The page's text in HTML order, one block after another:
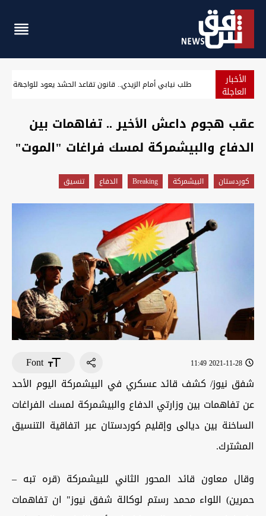
الأخبار
العاجلة العراق الـ12 عربياً والـ94 عالمياً في مؤشر الدبلوماسية والشراكة الدولية
عقب هجوم داعش الأخير .. تفاهمات بين
الدفاع والبيشمركة لمسك فراغات "الموت"
كوردستان البيشمركة Breaking الدفاع تنسيق
2021-11-28 11:49
Font
شفق نيوز/ كشف قائد عسكري في البيشمركة اليوم الأحد
عن تفاهمات بين وزارتي الدفاع والبيشمركة لمسك الفراغات
الساخنة بين ديالى وإقليم كوردستان عبر اتفاقية التنسيق
المشترك.
وقال معاون قائد المحور الثاني للبيشمركة (قره تبه –
حمرين) اللواء محمد رستم لوكالة شفق نيوز" ان تفاهمات